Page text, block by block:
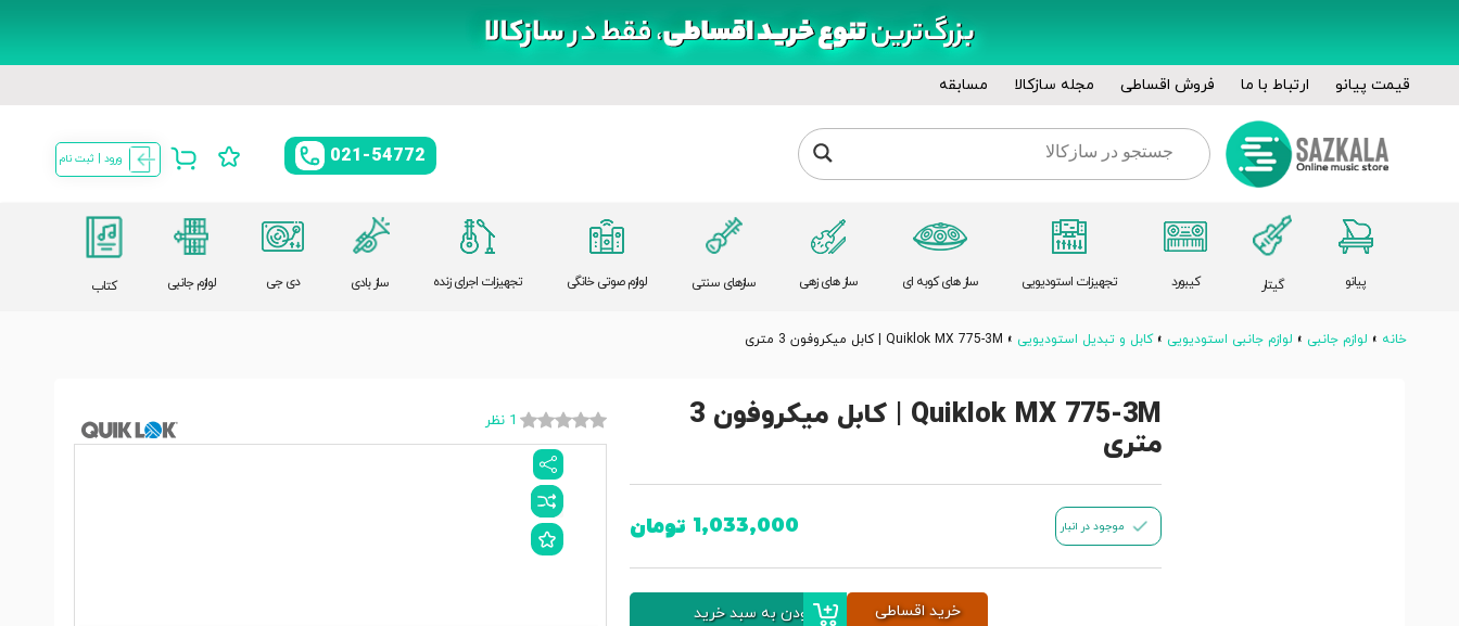
قیمت پیانو ارتباط با ما فروش اقساطی مجله سازکالا مسابقه
ورود | ثبت نام 021-54772
پیانو گیتار کیبورد تجهیزات استودیویی ساز های کوبه ای ساز های زهی سازهای سنتی لوازم صوتی خانگی تجهیزات اجرای زنده ساز بادی دی جی لوازم جانبی کتاب
خانه » لوازم جانبی » لوازم جانبی استودیویی »کابل و تبدیل استودیویی » Quiklok MX 775-3M | کابل میکروفون 3 متری
Quiklok MX 775-3M | کابل میکروفون 3
متری
1,033,000 تومان موجود در انبار
افزودن به سبد خرید خرید اقساطی
1 نظر